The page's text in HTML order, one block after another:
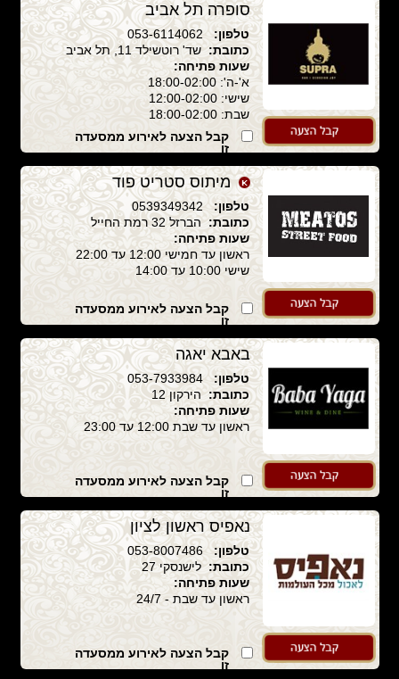
סופרה תל אביב
טלפון:053-6114062
כתובת: שד' רוטשילד 11, תל אביב
שעות פתיחה:
א'-ה': 18:00-02:00
שישי: 12:00-02:00
שבת: 18:00-02:00
קבל הצעה לאירוע ממסעדה
זו
מיתוס סטריט פוד
טלפון:0539349342
כתובת: הברזל 32 רמת החייל
שעות פתיחה:
ראשון עד חמישי 12:00 עד 22:00
שישי 10:00 עד 14:00
קבל הצעה לאירוע ממסעדה
זו
באבא יאגה
טלפון:053-7933984
כתובת: הירקון 12
שעות פתיחה:
ראשון עד שבת 12:00 עד 23:00
קבל הצעה לאירוע ממסעדה
זו
נאפיס ראשון לציון
טלפון:053-8007486
כתובת: לישנסקי 27
שעות פתיחה:
ראשון עד שבת - 24/7
קבל הצעה לאירוע ממסעדה
זו